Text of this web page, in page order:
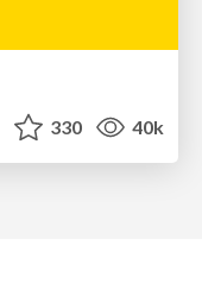
330 40k